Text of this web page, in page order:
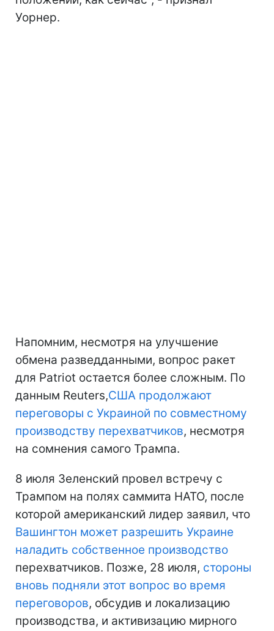
Уорнер.
Напомним, несмотря на улучшение
обмена разведданными, вопрос ракет
для Patriot остается более сложным. По
данным Reuters,США продолжают
переговоры с Украиной по совместному
производству перехватчиков, несмотря
на сомнения самого Трампа.
8 июля Зеленский провел встречу с
Трампом на полях саммита НАТО, после
которой американский лидер заявил, что
Вашингтон может разрешить Украине
наладить собственное производство
перехватчиков. Позже, 28 июля, стороны
вновь подняли этот вопрос во время
переговоров, обсудив и локализацию
производства, и активизацию мирного